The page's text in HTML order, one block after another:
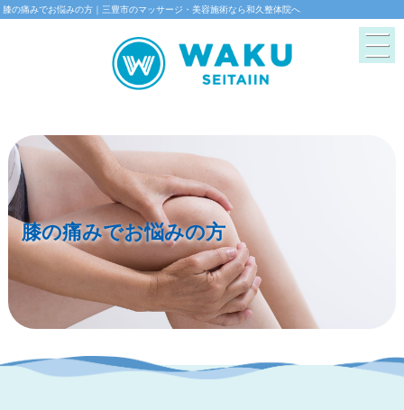
膝の痛みでお悩みの方｜三豊市のマッサージ・美容施術なら和久整体院へ
膝の痛みでお悩みの方